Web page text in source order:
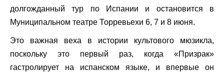
долгожданный тур по Испании и остановится в
Муниципальном театре Торревьехи 6, 7 и 8 июня.
Это важная веха в истории культового мюзикла,
поскольку это первый раз, когда «Призрак»
гастролирует на испанском языке, и впервые он